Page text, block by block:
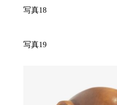
写真18
写真19